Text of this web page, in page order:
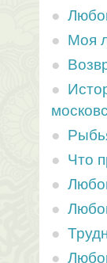
Моя
Что